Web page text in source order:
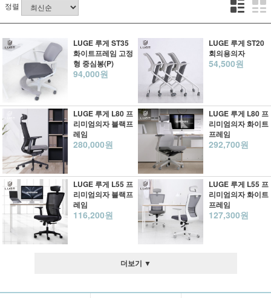
정렬
LUGE 루게 ST35
화이트프레임 고정
형 중심봉(P)
94,000원
LUGE 루게 ST20
회의용의자
54,500원
LUGE 루게 L80 프
리미엄의자 블랙프
레임
280,000원
LUGE 루게 L80 프
리미엄의자 화이트
프레임
292,700원
LUGE 루게 L55 프
리미엄의자 블랙프
레임
116,200원
LUGE 루게 L55 프
리미엄의자 화이트
프레임
127,300원
더보기 ▼